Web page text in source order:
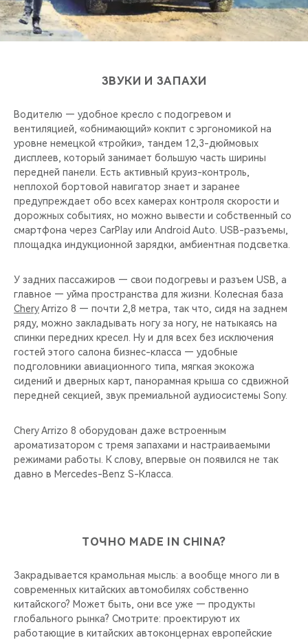
ЗВУКИ И ЗАПАХИ
Водителю — удобное кресло с подогревом и
вентиляцией, «обнимающий» кокпит с эргономикой на
уровне немецкой «тройки», тандем 12,3-дюймовых
дисплеев, который занимает большую часть ширины
передней панели. Есть активный круиз-контроль,
неплохой бортовой навигатор знает и заранее
предупреждает обо всех камерах контроля скорости и
дорожных событиях, но можно вывести и собственный со
смартфона через CarPlay или Android Auto. USB-разъемы,
площадка индукционной зарядки, амбиентная подсветка.
У задних пассажиров — свои подогревы и разъем USB, а
главное — уйма пространства для жизни. Колесная база
CheryArrizo 8 — почти 2,8 метра, так что, сидя на заднем
ряду, можно закладывать ногу за ногу, не натыкаясь на
спинки передних кресел. Ну и для всех без исключения
гостей этого салона бизнес-класса — удобные
подголовники авиационного типа, мягкая экокожа
сидений и дверных карт, панорамная крыша со сдвижной
передней секцией, звук премиальной аудиосистемы Sony.
Chery Arrizo 8 оборудован даже встроенным
ароматизатором с тремя запахами и настраиваемыми
режимами работы. К слову, впервые он появился не так
давно в Mercedes-Benz S-Класса.
ТОЧНО MADE IN CHINA?
Закрадывается крамольная мысль: а вообще много ли в
современных китайских автомобилях собственно
китайского? Может быть, они все уже — продукты
глобального рынка? Смотрите: проектируют их
работающие в китайских автоконцернах европейские